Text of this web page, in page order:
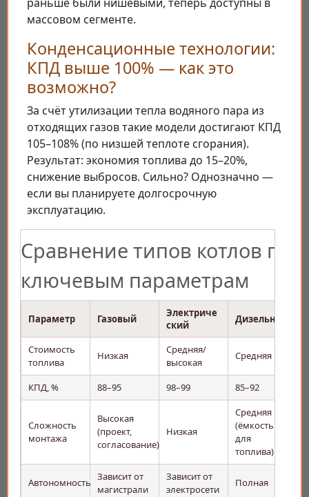
массовом сегменте.
Конденсационные технологии:
КПД выше 100% — как это
возможно?
За счёт утилизации тепла водяного пара из
отходящих газов такие модели достигают КПД
105–108% (по низшей теплоте сгорания).
Результат: экономия топлива до 15–20%,
снижение выбросов. Сильно? Однозначно —
если вы планируете долгосрочную
эксплуатацию.
Сравнение типов котлов по
ключевым параметрам
Параметр Газовый
Электриче
ский
Дизельный
Стоимость
топлива
Низкая
Средняя/
высокая
Средняя
КПД, %
88–95 98–99 85–92
Сложность
монтажа
Высокая
(проект,
согласование)
Низкая
Средняя
(ёмкость
для
топлива)
Автономность Зависит от
магистрали
Зависит от
электросети
Полная